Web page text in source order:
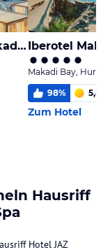
Jaz Makadi Blue - TUI BLUE Makadi - Adults Friendly 16 Years PlusIberotel
Makadi Bay,
98% 5,8
Zum Hotel
Hausriff
Hotel JAZ